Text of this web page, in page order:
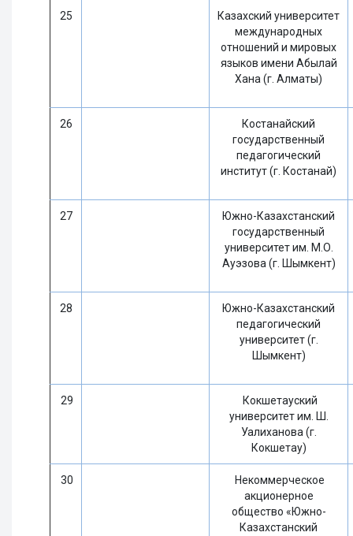
25
Казахский университет
международных
отношений и мировых
языков имени Абылай
Хана (г. Алматы)
26
Костанайский
государственный
педагогический
институт (г. Костанай)
27
Южно-Казахстанский
государственный
университет им. М.О.
Ауэзова (г. Шымкент)
28
Южно-Казахстанский
педагогический
университет (г.
Шымкент)
29
Кокшетауский
университет им. Ш.
Уалиханова (г.
Кокшетау)
30
Некоммерческое
акционерное
общество «Южно-
Казахстанский